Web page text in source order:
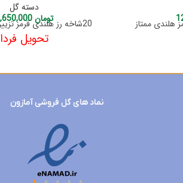
دسته گل
تومان2,650,000 20شاخه رز هلندی قرمز تزیین ساده برگ
تحویل فردا
نماد های گل فروشی آمازون